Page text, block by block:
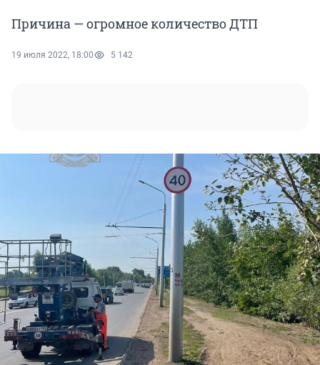
Причина — огромное количество ДТП
19 июля 2022, 18:00 5 142